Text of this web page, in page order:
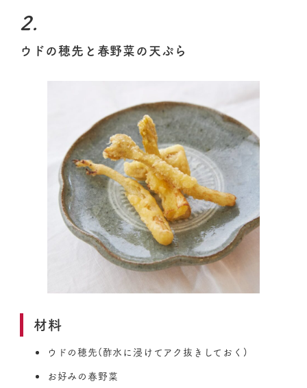
2.
ウドの穂先と春野菜の天ぷら
材料
ウドの穂先(酢水に浸けてアク抜きしておく)
お好みの春野菜